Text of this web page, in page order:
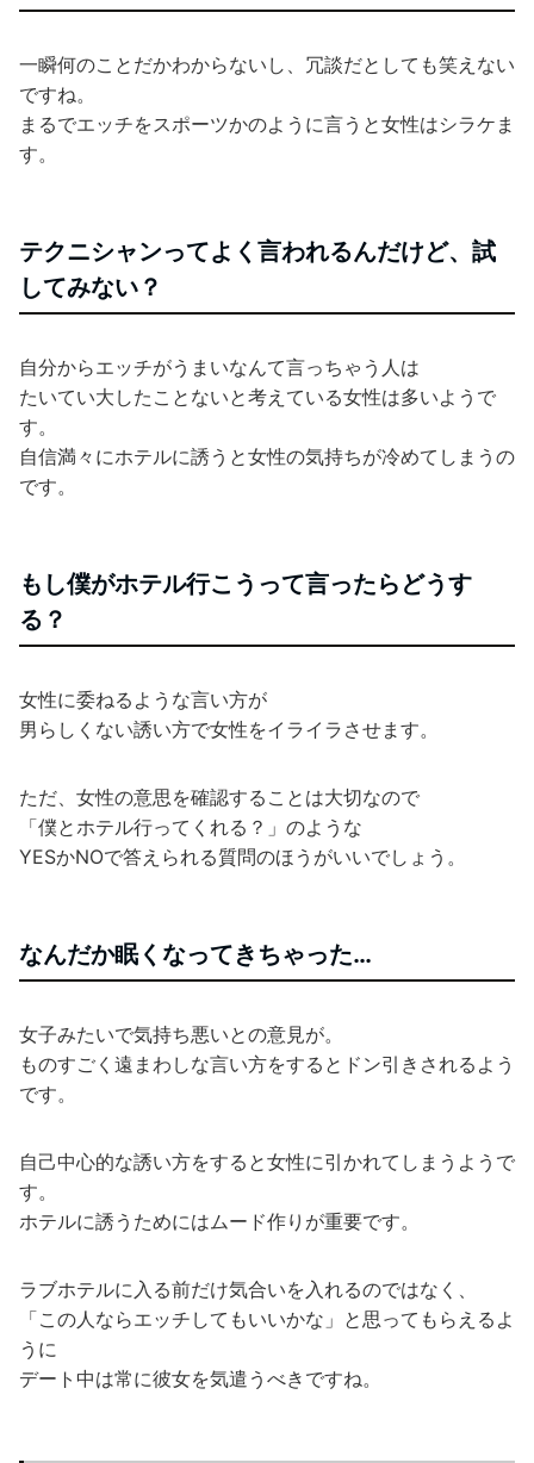
一瞬何のことだかわからないし、冗談だとしても笑えない
ですね。
まるでエッチをスポーツかのように言うと女性はシラケま
す。
テクニシャンってよく言われるんだけど、試
してみない？
自分からエッチがうまいなんて言っちゃう人は
たいてい大したことないと考えている女性は多いようで
す。
自信満々にホテルに誘うと女性の気持ちが冷めてしまうの
です。
もし僕がホテル行こうって言ったらどうす
る？
女性に委ねるような言い方が
男らしくない誘い方で女性をイライラさせます。
ただ、女性の意思を確認することは大切なので
「僕とホテル行ってくれる？」のような
YESかNOで答えられる質問のほうがいいでしょう。
なんだか眠くなってきちゃった…
女子みたいで気持ち悪いとの意見が。
ものすごく遠まわしな言い方をするとドン引きされるよう
です。
自己中心的な誘い方をすると女性に引かれてしまうようで
す。
ホテルに誘うためにはムード作りが重要です。
ラブホテルに入る前だけ気合いを入れるのではなく、
「この人ならエッチしてもいいかな」と思ってもらえるよ
うに
デート中は常に彼女を気遣うべきですね。